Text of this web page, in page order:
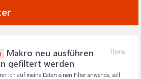
Thema
Makro neu ausführen
gefiltert werden
ich auf meine Daten einen Filter anwende, soll